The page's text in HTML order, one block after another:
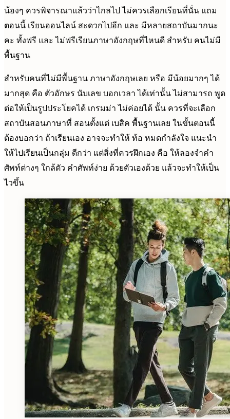
น้องๆ ควรพิจารณาแล้วว่าไกลไป ไม่ควรเลือกเรียนที่นั่น แถม
ตอนนี้ เรียนออนไลน์ สะดวกไปอีก และ มีหลายสถาบันมากนะ
คะ ทั้งฟรี และ ไม่ฟรีเรียนภาษาอังกฤษที่ไหนดี สำหรับ คนไม่มี
พื้นฐาน
สำหรับคนที่ไม่มีพื้นฐาน ภาษาอังกฤษเลย หรือ มีน้อยมากๆ ได้
มากสุด คือ ตัวอักษร นับเลข บอกเวลา ได้เท่านั้น ไม่สามารถ พูด
ต่อให้เป็นรูปประโยคได้ เกรมม่า ไม่ค่อยได้ นั้น ควรที่จะเลือก
สถาบันสอนภาษาที่ สอนตั้งแต่ เบสิค พื้นฐานเลย ในขั้นตอนนี้
ต้องบอกว่า ถ้าเรียนเอง อาจจะทำให้ ท้อ หมดกำลังใจ แนะนำ
ให้ไปเรียนเป็นกลุ่ม ดีกว่า แต่สิ่งที่ควรฝึกเอง คือ ให้ลองจำคำ
ศัพท์ต่างๆ ใกล้ตัว คำศัพท์ง่าย ด้วยตัวเองด้วย แล้วจะทำให้เป็น
ไวขึ้น